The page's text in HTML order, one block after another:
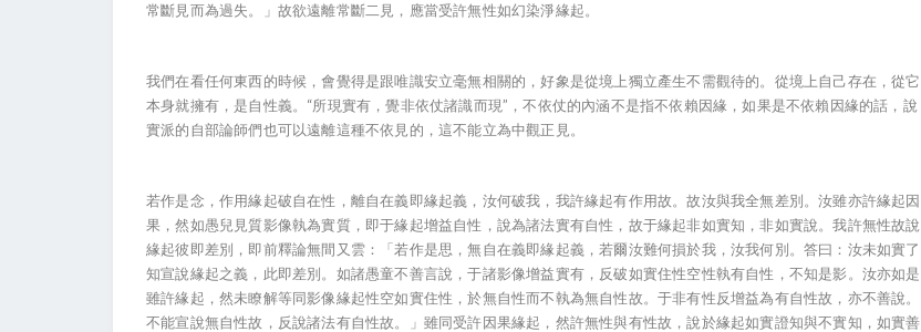
常斷見而為過失。」故欲遠離常斷二見，應當受許無性如幻染淨緣起。
我們在看任何東西的時候，會覺得是跟唯識安立毫無相關的，好象是從境上獨立產生不需觀待的。從境上自己存在，從它
本身就擁有，是自性義。“所現實有，覺非依仗諸識而現”，不依仗的內涵不是指不依賴因緣，如果是不依賴因緣的話，說
實派的自部論師們也可以遠離這種不依見的，這不能立為中觀正見。
若作是念，作用緣起破自在性，離自在義即緣起義，汝何破我，我許緣起有作用故。故汝與我全無差別。汝雖亦許緣起因
果，然如愚兒見質影像執為實質，即于緣起增益自性，說為諸法實有自性，故于緣起非如實知，非如實說。我許無性故說
緣起彼即差別，即前釋論無間又雲：「若作是思，無自在義即緣起義，若爾汝難何損於我，汝我何別。答曰：汝未如實了
知宣說緣起之義，此即差別。如諸愚童不善言說，于諸影像增益實有，反破如實住性空性執有自性，不知是影。汝亦如是
雖許緣起，然未瞭解等同影像緣起性空如實住性，於無自性而不執為無自性故。于非有性反增益為有自性故，亦不善說。
不能宣說無自性故，反說諸法有自性故。」雖同受許因果緣起，然許無性與有性故，說於緣起如實證知與不實知，如實善